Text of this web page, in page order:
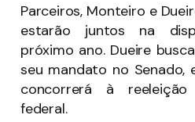
Parceiros, Monteiro e
estarão juntos na
próximo ano. Dueire
seu mandato no Senado,
concorrerá à
federal.